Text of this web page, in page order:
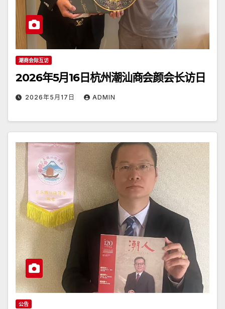
潮商会际互访
2026年5月16日杭州潮汕商会颜会长访日
2026年5月17日 ADMIN
公告